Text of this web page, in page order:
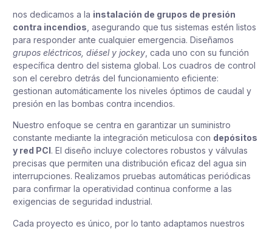
nos dedicamos a la instalación de grupos de presión
contra incendios , asegurando que tus sistemas estén listos
para responder ante cualquier emergencia. Diseñamos
grupos eléctricos, diésel y jockey , cada uno con su función
específica dentro del sistema global. Los cuadros de control
son el cerebro detrás del funcionamiento eficiente:
gestionan automáticamente los niveles óptimos de caudal y
presión en las bombas contra incendios.
Nuestro enfoque se centra en garantizar un suministro
constante mediante la integración meticulosa con depósitos
y red PCI. El diseño incluye colectores robustos y válvulas
precisas que permiten una distribución eficaz del agua sin
interrupciones. Realizamos pruebas automáticas periódicas
para confirmar la operatividad continua conforme a las
exigencias de seguridad industrial.
Cada proyecto es único, por lo tanto adaptamos nuestros